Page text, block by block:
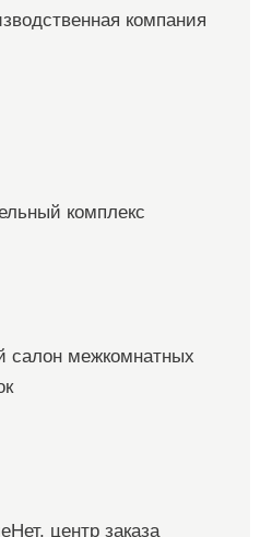
компания
комплекс
салон межкомнатных
центр заказа